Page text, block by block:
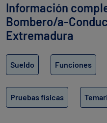
Información
Bombero/a-
Extremadura
Sueldo Funciones
Pruebas físicas